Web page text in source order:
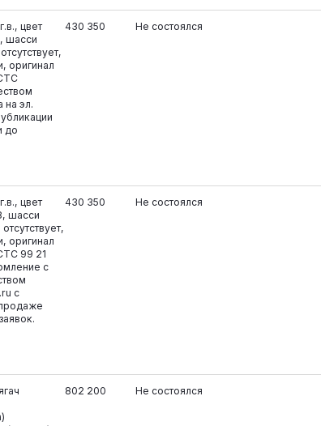
цвет
шасси
оригинал
на эл.
до
430 350 Не состоялся
цвет
шасси
оригинал
99 21
с
с
430 350 Не состоялся
802 200 Не состоялся